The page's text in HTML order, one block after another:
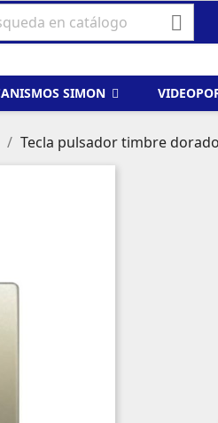

SIMON
Tecla pulsador timbre